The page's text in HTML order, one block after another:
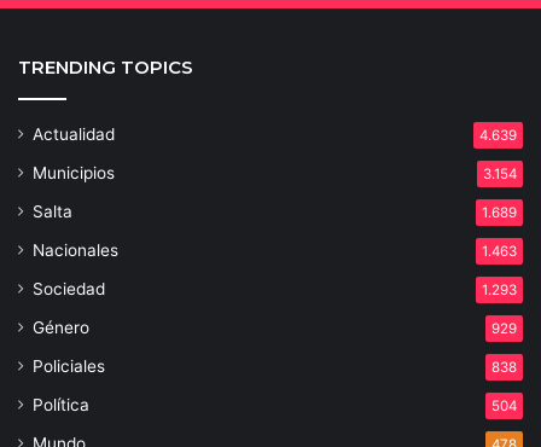
TRENDING TOPICS
Actualidad 4.639
Municipios 3.154
Salta 1.689
Nacionales 1.463
Sociedad 1.293
Género 929
Policiales 838
Política 504
Mundo